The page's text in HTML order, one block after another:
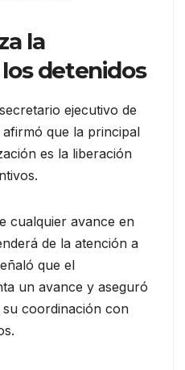
la
detenidos
ejecutivo de
que la principal
es la liberación
cualquier avance en
de la atención a
que el
un avance y aseguró
su coordinación con